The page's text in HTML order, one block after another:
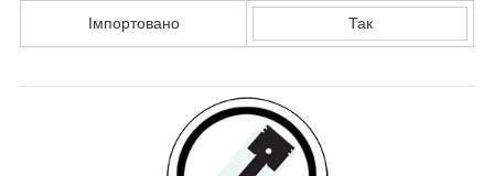
Імпортовано Так